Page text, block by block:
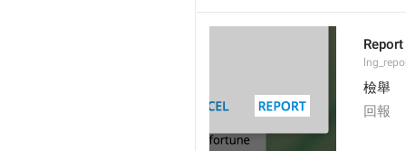
Report
檢舉
回報